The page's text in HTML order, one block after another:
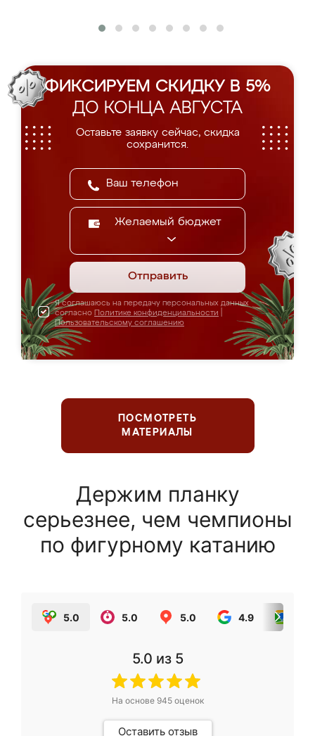
ФИКСИРУЕМ СКИДКУ В 5%
ДО КОНЦА АВГУСТА
Оставьте заявку сейчас, скидка
сохранится.
Желаемый бюджет
Отправить
Я соглашаюсь на передачу персональных данных
согласно Политике конфиденциальности
Пользовательскому соглашению
ПОСМОТРЕТЬ
МАТЕРИАЛЫ
Держим планку
серьезнее, чем чемпионы
по фигурному катанию
5.0 5.0 5.0 4.9
5.0 из 5
На основе 945оценок
Оставить отзыв